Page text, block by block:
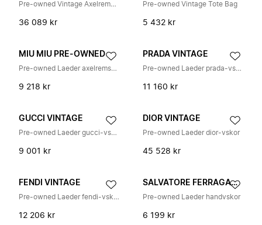
Pre-owned Vintage Axelremsväska
36 089 kr
Pre-owned Vintage Tote Bag
5 432 kr
MIU MIU PRE-OWNED
Pre-owned Laeder axelremsvskor
9 218 kr
PRADA VINTAGE
Pre-owned Laeder prada-vskor
11 160 kr
GUCCI VINTAGE
Pre-owned Laeder gucci-vskor
9 001 kr
DIOR VINTAGE
Pre-owned Laeder dior-vskor
45 528 kr
FENDI VINTAGE
Pre-owned Laeder fendi-vskor
12 206 kr
SALVATORE FERRAGAMO PRE-OWNED
Pre-owned Laeder handvskor
6 199 kr